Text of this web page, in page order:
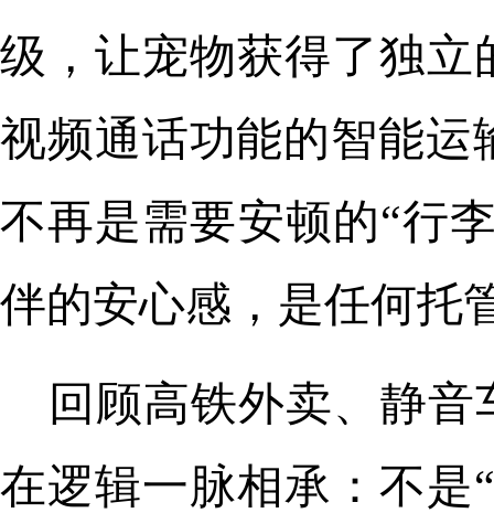
级，让宠物获得了独
视频通话功能的智能运
不再是需要安顿的“行
伴的安心感，是任何托
回顾高铁外卖、静
在逻辑一脉相承：不是